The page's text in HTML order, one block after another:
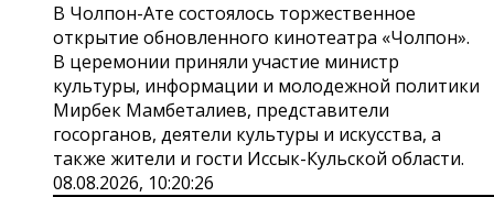
В Чолпон-Ате состоялось торжественное
открытие обновленного кинотеатра «Чолпон».
В церемонии приняли участие министр
культуры, информации и молодежной политики
Мирбек Мамбеталиев, представители
госорганов, деятели культуры и искусства, а
также жители и гости Иссык-Кульской области.
08.08.2026, 10:20:26